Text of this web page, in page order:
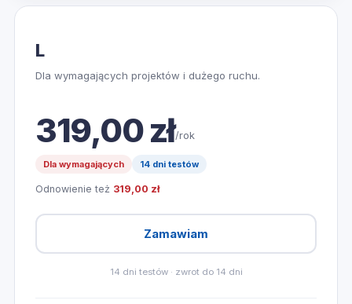
L
Dla wymagających projektów i dużego ruchu.
319,00 zł/rok
Dla wymagających 14 dni testów
Odnowienie też 319,00 zł
Zamawiam
14 dni testów · zwrot do 14 dni